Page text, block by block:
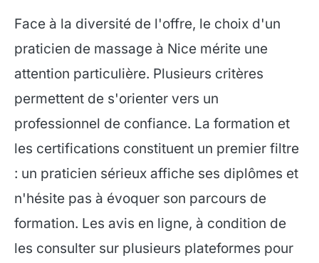
Face à la diversité de l'offre, le choix d'un
praticien de massage à Nice mérite une
attention particulière. Plusieurs critères
permettent de s'orienter vers un
professionnel de confiance. La formation et
les certifications constituent un premier filtre
: un praticien sérieux affiche ses diplômes et
n'hésite pas à évoquer son parcours de
formation. Les avis en ligne, à condition de
les consulter sur plusieurs plateformes pour